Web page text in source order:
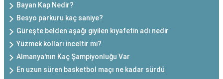
Bayan Kap Nedir?
Besyo parkuru kaç saniye?
Güreşte belden aşağı giyilen kıyafetin adı nedir
Yüzmek kolları inceltir mi?
Almanya'nın Kaç Şampiyonluğu Var
En uzun süren basketbol maçı ne kadar sürdü